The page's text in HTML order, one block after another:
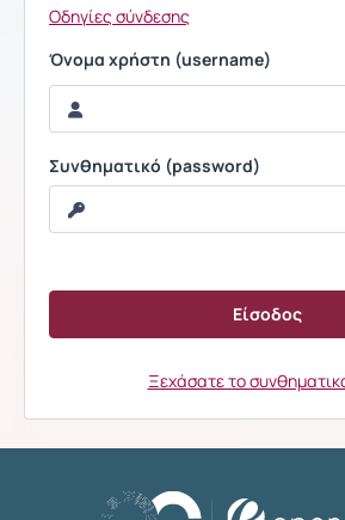
Οδηγίες σύνδεσης
Όνομα χρήστη (username)
Συνθηματικό (password)
Ξεχάσατε το